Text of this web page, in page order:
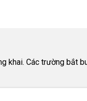
khai. Các trường bắt